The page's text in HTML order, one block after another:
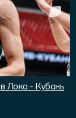
Локо - Кубань